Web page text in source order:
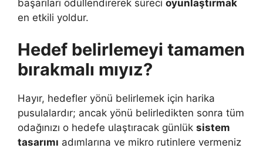
başarıları ödüllendirerek süreci oyunlaştırmak
en etkili yoldur.
Hedef belirlemeyi tamamen
bırakmalı mıyız?
Hayır, hedefler yönü belirlemek için harika
pusulalardır; ancak yönü belirledikten sonra tüm
odağınızı o hedefe ulaştıracak günlük sistem
tasarımı adımlarına ve mikro rutinlere vermeniz